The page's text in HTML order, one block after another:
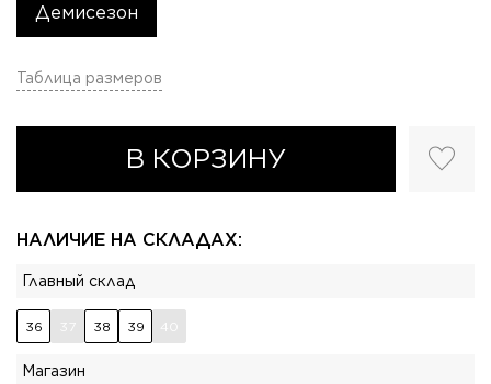
Таблица размеров
В КОРЗИНУ
НАЛИЧИЕ НА СКЛАДАХ:
Главный склад
36 37 38 39 40
Магазин
Демисезон